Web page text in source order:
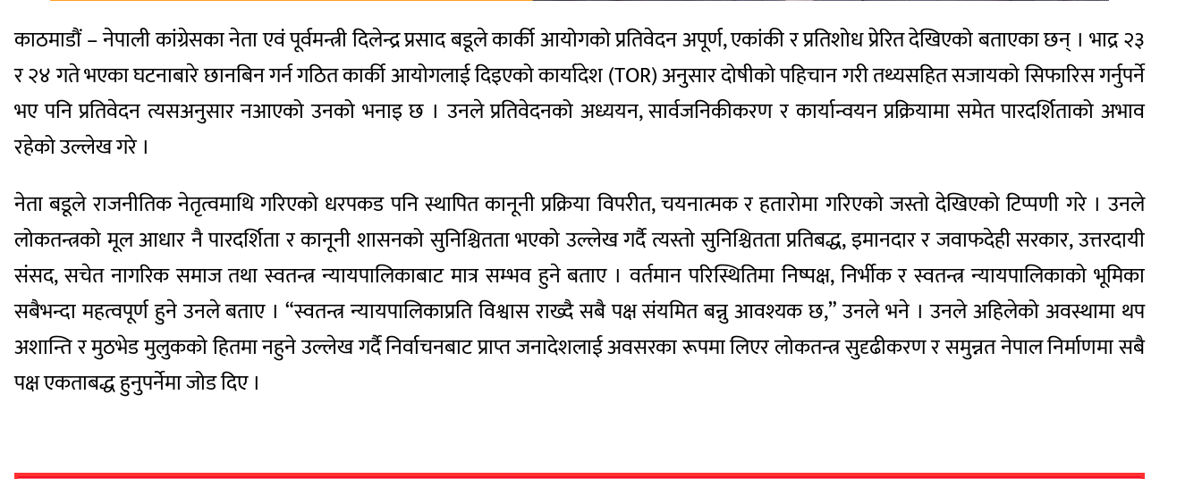
काठमाडौं – नेपाली कांग्रेसका नेता एवं पूर्वमन्त्री दिलेन्द्र प्रसाद बडूले कार्की आयोगको प्रतिवेदन अपूर्ण, एकांकी र प्रतिशोध प्रेरित देखिएको बताएका छन् । भाद्र २३
र २४ गते भएका घटनाबारे छानबिन गर्न गठित कार्की आयोगलाई दिइएको कार्यादेश (TOR) अनुसार दोषीको पहिचान गरी तथ्यसहित सजायको सिफारिस गर्नुपर्ने
भए पनि प्रतिवेदन त्यसअनुसार नआएको उनको भनाइ छ । उनले प्रतिवेदनको अध्ययन, सार्वजनिकीकरण र कार्यान्वयन प्रक्रियामा समेत पारदर्शिताको अभाव
रहेको उल्लेख गरे ।
नेता बडूले राजनीतिक नेतृत्वमाथि गरिएको धरपकड पनि स्थापित कानूनी प्रक्रिया विपरीत, चयनात्मक र हतारोमा गरिएको जस्तो देखिएको टिप्पणी गरे । उनले
लोकतन्त्रको मूल आधार नै पारदर्शिता र कानूनी शासनको सुनिश्चितता भएको उल्लेख गर्दै त्यस्तो सुनिश्चितता प्रतिबद्ध, इमानदार र जवाफदेही सरकार, उत्तरदायी
संसद, सचेत नागरिक समाज तथा स्वतन्त्र न्यायपालिकाबाट मात्र सम्भव हुने बताए । वर्तमान परिस्थितिमा निष्पक्ष, निर्भीक र स्वतन्त्र न्यायपालिकाको भूमिका
सबैभन्दा महत्वपूर्ण हुने उनले बताए । “स्वतन्त्र न्यायपालिकाप्रति विश्वास राख्दै सबै पक्ष संयमित बन्नु आवश्यक छ,” उनले भने । उनले अहिलेको अवस्थामा थप
अशान्ति र मुठभेड मुलुकको हितमा नहुने उल्लेख गर्दै निर्वाचनबाट प्राप्त जनादेशलाई अवसरका रूपमा लिएर लोकतन्त्र सुदृढीकरण र समुन्नत नेपाल निर्माणमा सबै
पक्ष एकताबद्ध हुनुपर्नेमा जोड दिए ।